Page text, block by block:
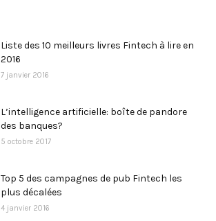
Liste des 10 meilleurs livres Fintech à lire en
2016
7 janvier 2016
L’intelligence artificielle: boîte de pandore
des banques?
5 octobre 2017
Top 5 des campagnes de pub Fintech les
plus décalées
4 janvier 2016